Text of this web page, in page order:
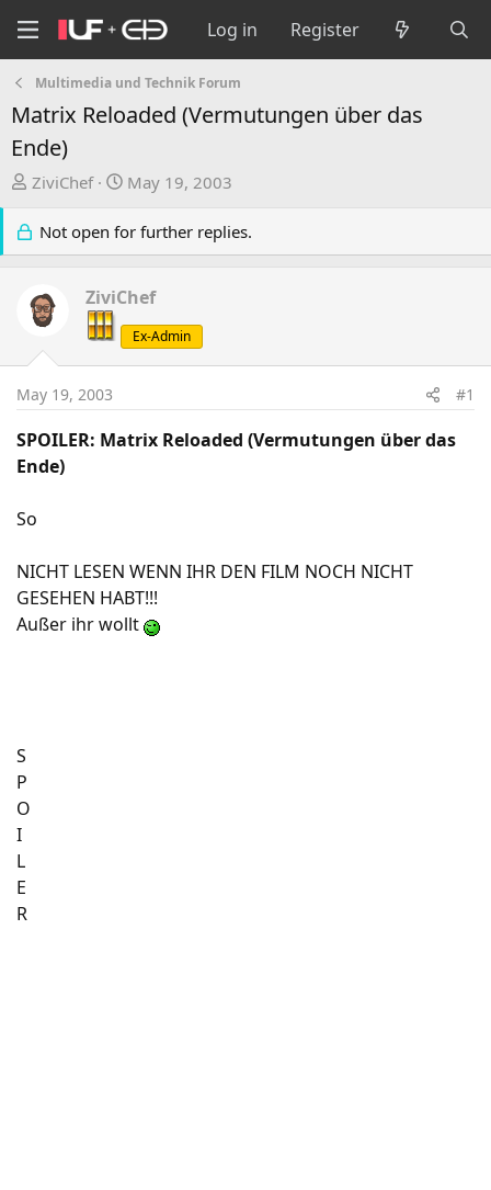
Log in Register
Multimedia und Technik Forum
Matrix Reloaded (Vermutungen über das
Ende)
T
r
e
d
s
r
e
r
ZiviChef
S
a
r
d
a
t
e
May 19, 2003
Not open for further replies.
ZiviChef
Ex-Admin
May 19, 2003 #1
SPOILER: Matrix Reloaded (Vermutungen über das
Ende)
So
NICHT LESEN WENN IHR DEN FILM NOCH NICHT
GESEHEN HABT!!!
Außer ihr wollt
S
P
O
I
L
E
R